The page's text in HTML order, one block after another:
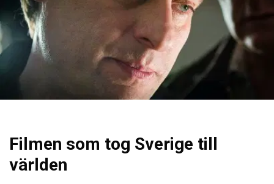
Filmen som tog Sverige till
världen